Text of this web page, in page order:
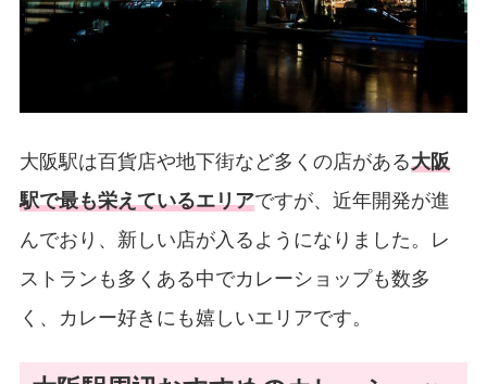
大阪駅は百貨店や地下街など多くの店がある大阪
駅で最も栄えているエリアですが、近年開発が進
んでおり、新しい店が入るようになりました。レ
ストランも多くある中でカレーショップも数多
く、カレー好きにも嬉しいエリアです。